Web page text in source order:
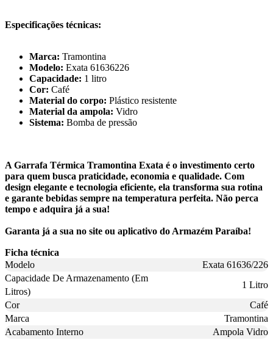
Especificações técnicas:
Marca: Tramontina
Modelo: Exata 61636226
Capacidade: 1 litro
Cor: Café
Material do corpo: Plástico resistente
Material da ampola: Vidro
Sistema: Bomba de pressão
A Garrafa Térmica Tramontina Exata é o investimento certo
para quem busca praticidade, economia e qualidade. Com
design elegante e tecnologia eficiente, ela transforma sua rotina
e garante bebidas sempre na temperatura perfeita. Não perca
tempo e adquira já a sua!
Garanta já a sua no site ou aplicativo do Armazém Paraíba!
Ficha técnica
Modelo
Exata 61636/226
Capacidade De Armazenamento (Em
Litros)
1 Litro
Cor
Café
Marca
Tramontina
Acabamento Interno
Ampola Vidro